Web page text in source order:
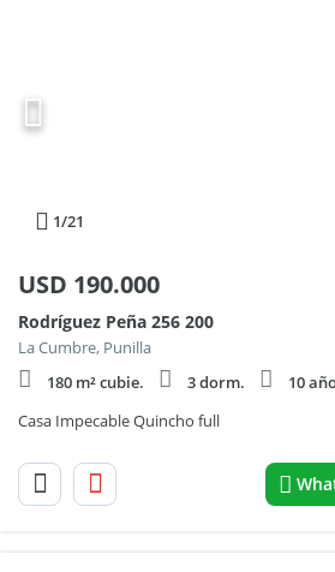
1/21
USD 190.000
Rodríguez Peña 256 200
La Cumbre, Punilla
180 m² cubie.
3 dorm.
10
Casa Impecable Quincho full